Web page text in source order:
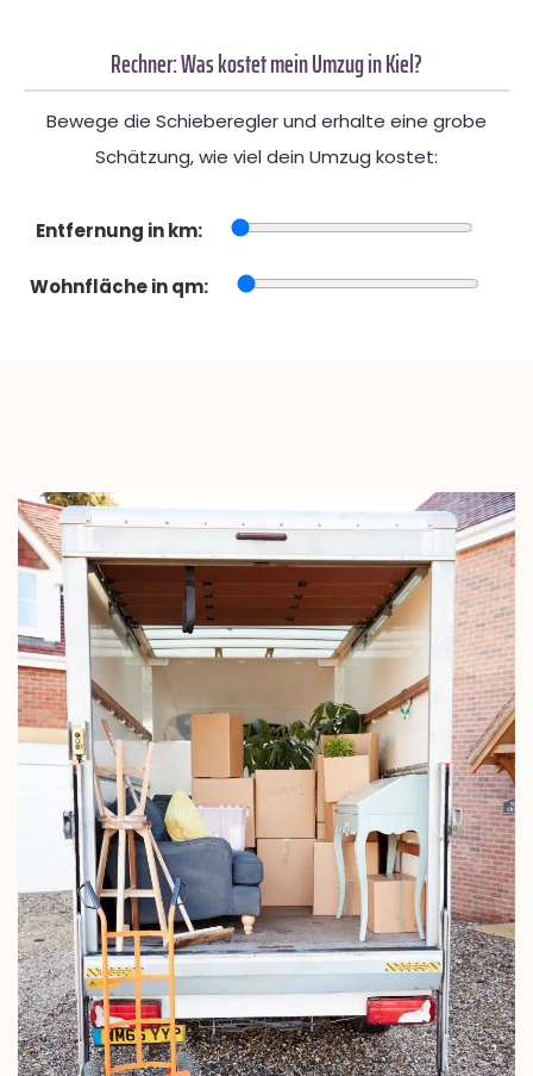
Rechner: Was kostet mein Umzug in Kiel?
Bewege die Schieberegler und erhalte eine grobe
Schätzung, wie viel dein Umzug kostet:
Entfernung in km:
Wohnfläche in qm: